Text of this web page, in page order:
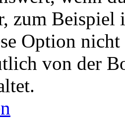
zum Beispiel
Option
von der